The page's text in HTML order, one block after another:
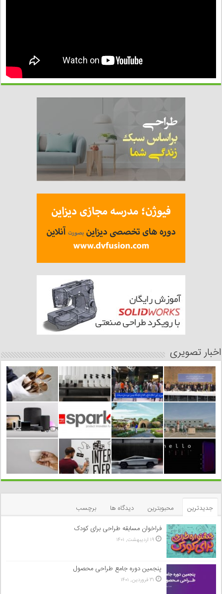
اخبار تصویری
جدیدترین محبوبترین دیدگاه ها
برچسب
فراخوان مسابقه طراحی برای کودک
۱۹ اردیبهشت, ۱۴۰۱
پنجمین دوره جامع طراحی محصول
۳۱ فروردین, ۱۴۰۱